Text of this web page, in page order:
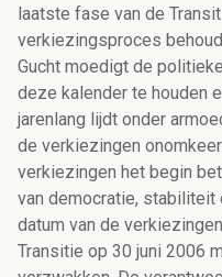
laatste fase van de
verkiezingsproces
Gucht moedigt de
deze kalender te houden
jarenlang lijdt onder
de verkiezingen
verkiezingen het begin
van democratie, stabiliteit
datum van de
Transitie op 30 juni 2006